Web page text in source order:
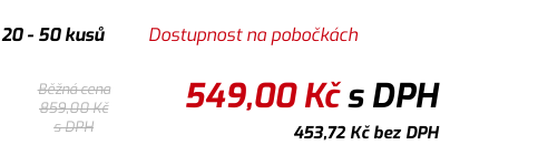
20 - 50 kusů Dostupnost na pobočkách
Běžná cena
859,00Kč
s DPH
549,00Kčs DPH
453,72 Kčbez DPH